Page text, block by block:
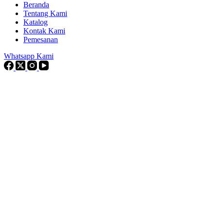
Beranda
Tentang Kami
Katalog
Kontak Kami
Pemesanan
Whatsapp Kami